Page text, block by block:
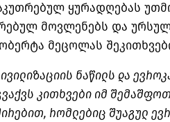
ყურადღებას
მოვლენებს და
მეცოლას
ნაწილს და
კითხვები იმ
რომლებიც შუაგულ